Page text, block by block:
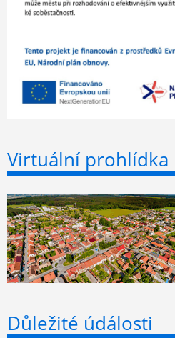
Virtuální prohlídka
Důležité údálosti